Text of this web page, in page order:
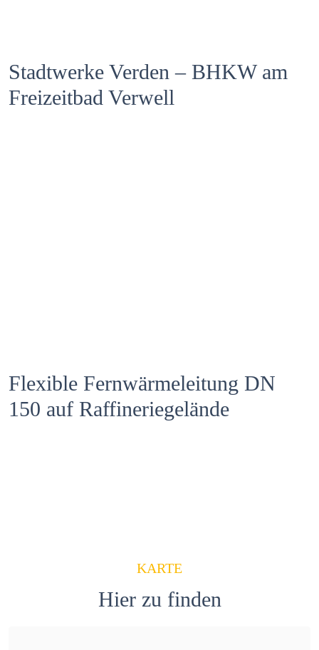
Stadtwerke Verden – BHKW am
Freizeitbad Verwell
Flexible Fernwärmeleitung DN
150 auf Raffineriegelände
KARTE
Hier zu finden